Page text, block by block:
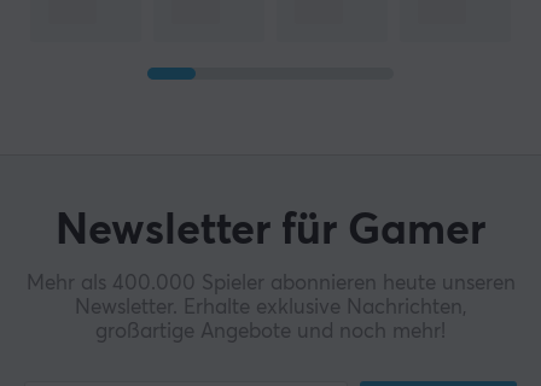
Newsletter für Gamer
Mehr als 400.000 Spieler abonnieren heute unseren
Newsletter. Erhalte exklusive Nachrichten,
großartige Angebote und noch mehr!